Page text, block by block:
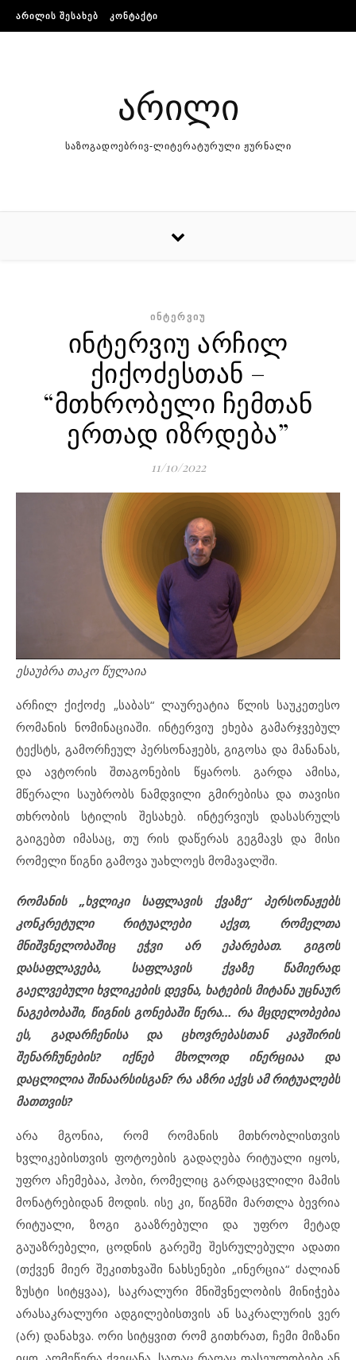
Skip to content
ᲐᲠᲘᲚᲘᲡ ᲨᲔᲡᲐᲮᲔᲑ ᲙᲝᲜᲢᲐᲥᲢᲘ
არილი
საზოგადოებრივ-ლიტერატურული ჟურნალი
ᲘᲜᲢᲔᲠᲕᲘᲣ
ინტერვიუ არჩილ
ქიქოძესთან –
“მთხრობელი ჩემთან
ერთად იზრდება”
11/10/2022
ესაუბრა თაკო წულაია
არჩილ ქიქოძე „საბას“ ლაურეატია წლის საუკეთესო
რომანის ნომინაციაში. ინტერვიუ ეხება გამარჯვებულ
ტექსტს, გამორჩეულ პერსონაჟებს, გიგოსა და მანანას,
და ავტორის შთაგონების წყაროს. გარდა ამისა,
მწერალი საუბრობს ნამდვილი გმირებისა და თავისი
თხრობის სტილის შესახებ. ინტერვიუს დასასრულს
გაიგებთ იმასაც, თუ რის დაწერას გეგმავს და მისი
რომელი წიგნი გამოვა უახლოეს მომავალში.
რომანის „ხვლიკი საფლავის ქვაზე“
პერსონაჟებს
კონკრეტული რიტუალები აქვთ, რომელთა
მნიშვნელობაშიც ეჭვი არ ეპარებათ. გიგოს
დასაფლავება, საფლავის ქვაზე წამიერად
გაელვებული ხვლიკების დევნა, ხატების მიტანა უცნაურ
ნაგებობაში, წიგნის გონებაში წერა… რა მცდელობებია
ეს, გადარჩენისა და ცხოვრებასთან კავშირის
შენარჩუნების? იქნებ მხოლოდ ინერციაა და
დაცლილია შინაარსისგან? რა აზრი აქვს ამ რიტუალებს
მათთვის?
არა მგონია, რომ რომანის მთხრობლისთვის
ხვლიკებისთვის ფოტოების გადაღება რიტუალი იყოს,
უფრო აჩემებაა, ჰობი, რომელიც გარდაცვლილი მამის
მონატრებიდან მოდის. ისე კი, წიგნში მართლა ბევრია
რიტუალი, ზოგი გააზრებული და უფრო მეტად
გაუაზრებელი, ცოდნის გარეშე შესრულებული ადათი
(თქვენ მიერ შეკითხვაში ნახსენები „ინერცია“ ძალიან
ზუსტი სიტყვაა), საკრალური მნიშვნელობის მინიჭება
არასაკრალური ადგილებისთვის ან საკრალურის ვერ
(არ) დანახვა. ორი სიტყვით რომ გითხრათ, ჩემი მიზანი